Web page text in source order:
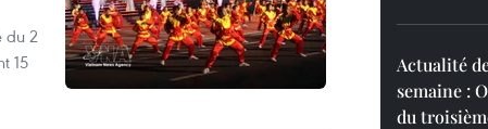
du 2
15
Actualité
semaine :
du